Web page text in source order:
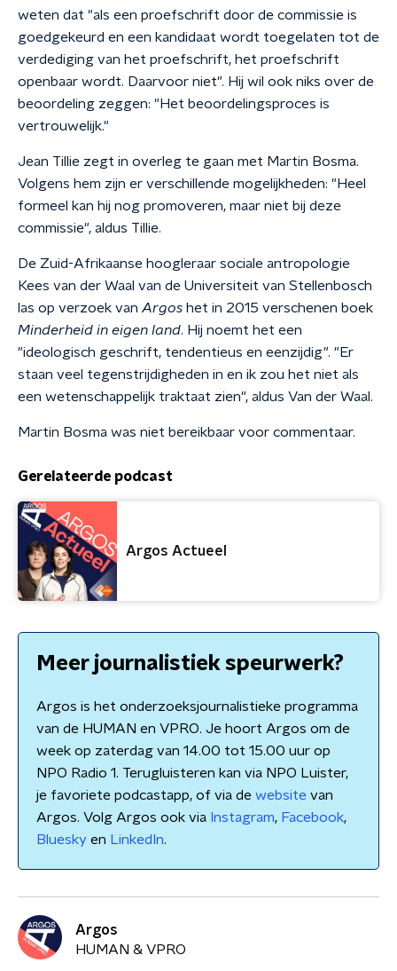
weten dat "als een proefschrift door de commissie is
goedgekeurd en een kandidaat wordt toegelaten tot de
verdediging van het proefschrift, het proefschrift
openbaar wordt. Daarvoor niet". Hij wil ook niks over de
beoordeling zeggen: "Het beoordelingsproces is
vertrouwelijk."
Jean Tillie zegt in overleg te gaan met Martin Bosma.
Volgens hem zijn er verschillende mogelijkheden: "Heel
formeel kan hij nog promoveren, maar niet bij deze
commissie", aldus Tillie.
De Zuid-Afrikaanse hoogleraar sociale antropologie
Kees van der Waal van de Universiteit van Stellenbosch
las op verzoek van Argos het in 2015 verschenen boek
Minderheid in eigen land. Hij noemt het een
"ideologisch geschrift, tendentieus en eenzijdig". "Er
staan veel tegenstrijdigheden in en ik zou het niet als
een wetenschappelijk traktaat zien", aldus Van der Waal.
Martin Bosma was niet bereikbaar voor commentaar.
Gerelateerde podcast
Argos Actueel
Meer journalistiek speurwerk?
Argos is het onderzoeksjournalistieke programma
van de HUMAN en VPRO. Je hoort Argos om de
week op zaterdag van 14.00 tot 15.00 uur op
NPO Radio 1. Terugluisteren kan via NPO Luister,
je favoriete podcastapp, of via de website van
Argos. Volg Argos ook via Instagram, Facebook,
Bluesky en LinkedIn.
Argos
HUMAN & VPRO